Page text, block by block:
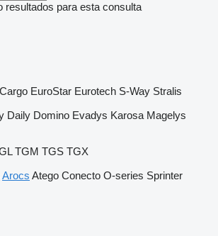
resultados para esta consulta
EuroStar Eurotech S-Way Stralis
Daily Domino Evadys Karosa Magelys
TGM TGS TGX
Arocs Atego Conecto O-series Sprinter